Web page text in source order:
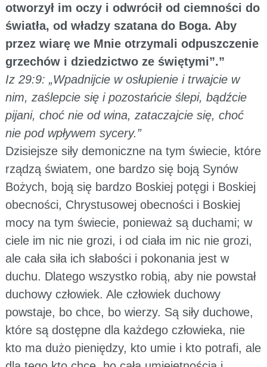
otworzył im oczy i odwrócił od ciemności do
światła, od władzy szatana do Boga. Aby
przez wiarę we Mnie otrzymali odpuszczenie
grzechów i dziedzictwo ze świętymi”.”
Iz 29:9: „Wpadnijcie w osłupienie i trwajcie w
nim, zaślepcie się i pozostańcie ślepi, bądźcie
pijani, choć nie od wina, zataczajcie się, choć
nie pod wpływem sycery.”
Dzisiejsze siły demoniczne na tym świecie, które
rządzą światem, one bardzo się boją Synów
Bożych, boją się bardzo Boskiej potęgi i Boskiej
obecności, Chrystusowej obecności i Boskiej
mocy na tym świecie, ponieważ są duchami; w
ciele im nic nie grozi, i od ciała im nic nie grozi,
ale cała siła ich słabości i pokonania jest w
duchu. Dlatego wszystko robią, aby nie powstał
duchowy człowiek. Ale człowiek duchowy
powstaje, bo chce, bo wierzy. Są siły duchowe,
które są dostępne dla każdego człowieka, nie
kto ma dużo pieniędzy, kto umie i kto potrafi, ale